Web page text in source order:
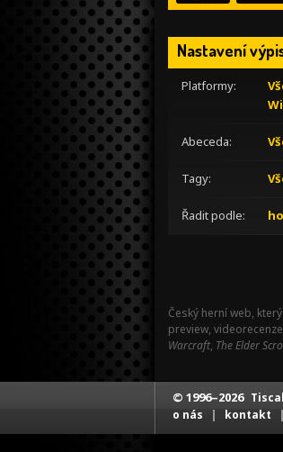
Nastavení
Platformy:
Abeceda:
Tagy:
Řadit podle:
Český herní web,
preview,
Warcraft, The Elder
© 1996–2026
o nás | kontakt |